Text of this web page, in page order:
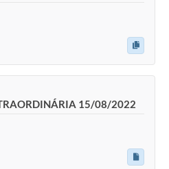
15/08/2022